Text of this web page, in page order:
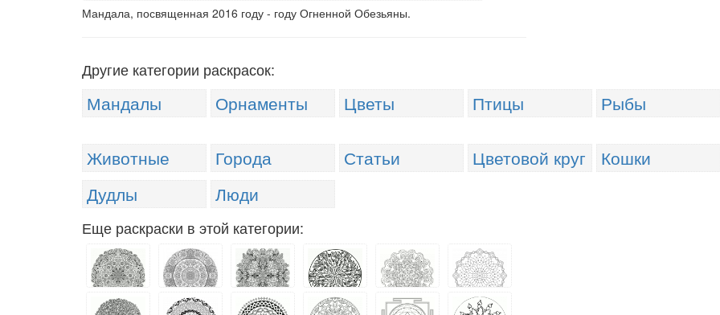
Мандала, посвященная 2016 году - году Огненной Обезьяны.
Другие категории раскрасок:
Мандалы Орнаменты Цветы Птицы Рыбы
Животные
Города Статьи Цветовой круг Кошки
Дудлы
Люди
Еще раскраски в этой категории: